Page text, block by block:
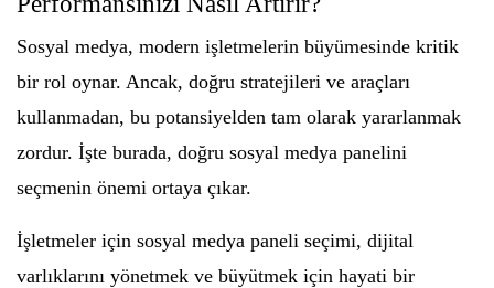
Sosyal medya, modern işletmelerin büyümesinde kritik
bir rol oynar. Ancak, doğru stratejileri ve araçları
kullanmadan, bu potansiyelden tam olarak yararlanmak
zordur. İşte burada, doğru sosyal medya panelini
seçmenin önemi ortaya çıkar.
İşletmeler için sosyal medya paneli seçimi, dijital
varlıklarını yönetmek ve büyütmek için hayati bir